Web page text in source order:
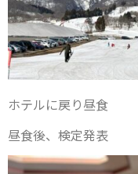
ホテルに戻り昼食
昼食後、検定発表